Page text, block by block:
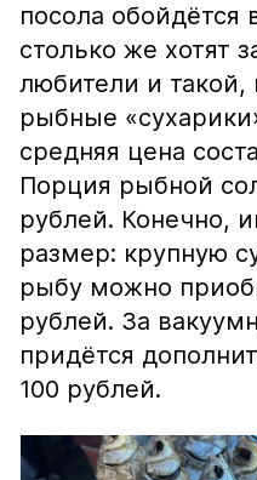
посола обойдётся
столько же хотят
любители и такой,
рыбные
средняя цена
Порция рыбной
рублей. Конечно,
размер: крупную
рыбу можно
рублей. За
придётся
100 рублей.